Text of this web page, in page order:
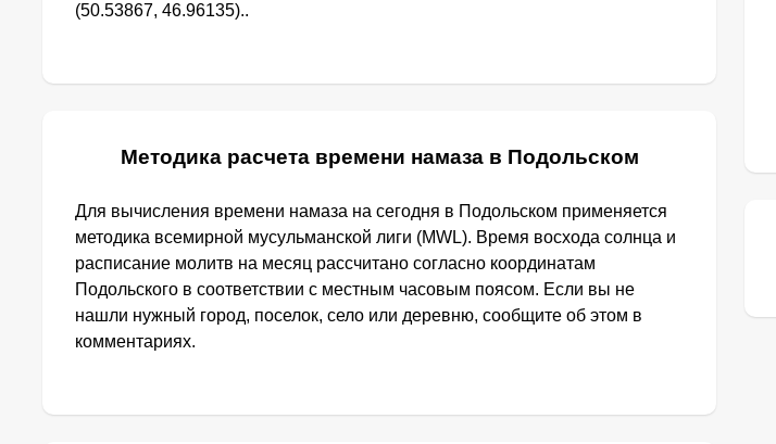
(50.53867, 46.96135)..
Методика расчета времени намаза в Подольском
Для вычисления времени намаза на сегодня в Подольском применяется
методика всемирной мусульманской лиги (MWL). Время восхода солнца и
расписание молитв на месяц рассчитано согласно координатам
Подольского в соответствии с местным часовым поясом. Если вы не
нашли нужный город, поселок, село или деревню, сообщите об этом в
комментариях.